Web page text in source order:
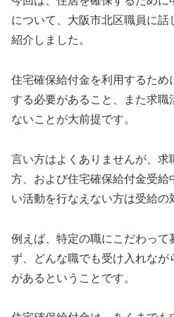
について、大阪市北区職員に
紹介しました。
住宅確保給付金を利用するた
する必要があること、また求職
ないことが大前提です。
言い方はよくありませんが、求
方、および住宅確保給付金受給
い活動を行なえない方は受給の
例えば、特定の職にこだわって
ず、どんな職でも受け入れな
があるということです。